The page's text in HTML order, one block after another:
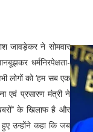
जावड़ेकर ने सोमवार
धर्मनिरपेक्षता-
लोगों को ‘हम सब एक
एवं प्रसारण मंत्री ने
के खिलाफ है और
उन्होंने कहा कि जब